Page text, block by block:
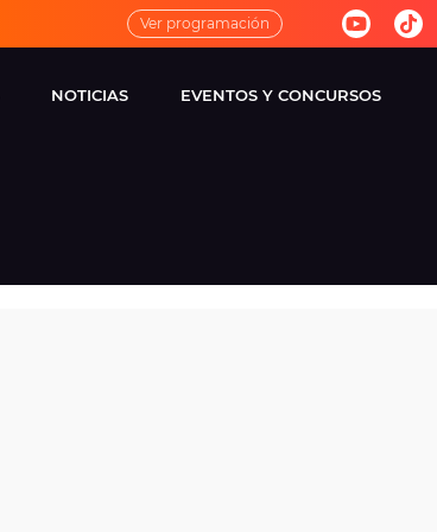
Ver programación
VIRALES
NOTICIAS EVENTOS Y CONCURSOS